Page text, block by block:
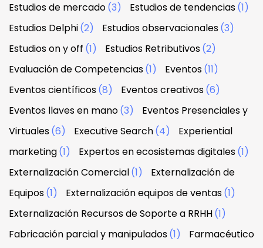
Estudios de mercado(3) Estudios de tendencias(1)
Estudios Delphi(2) Estudios observacionales(3)
Estudios on y off (1) Estudios Retributivos(2)
Evaluación de Competencias(1) Eventos(11)
Eventos científicos(8) Eventos creativos(6)
Eventos llaves en mano(3)
Eventos Presenciales y
Virtuales(6) Executive Search(4)
Experiential
marketing(1) Expertos en ecosistemas digitales(1)
Externalización Comercial(1)
Externalización de
Equipos(1) Externalización equipos de ventas(1)
Externalización Recursos de Soporte a RRHH(1)
Fabricación parcial y manipulados(1) Farmacéutico